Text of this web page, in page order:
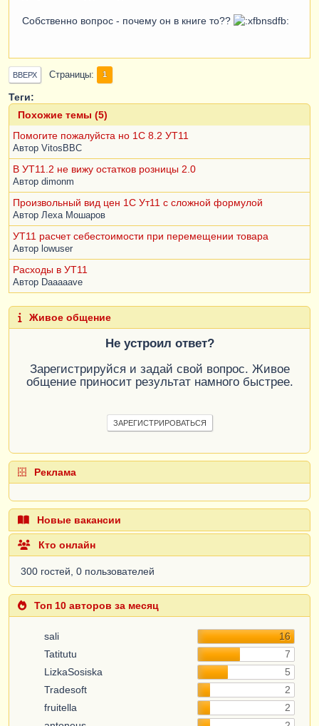
Собственно вопрос - почему он в книге то??
ВВЕРХ Страницы 1
Теги:
Похожие темы (5)
Помогите пожалуйста но 1С 8.2 УТ11
Автор VitosBBC
В УТ11.2 не вижу остатков розницы 2.0
Автор dimonm
Произвольный вид цен 1С Ут11 с сложной формулой
Автор Леха Мошаров
УТ11 расчет себестоимости при перемещении товара
Автор lowuser
Расходы в УТ11
Автор Daaaaave
Живое общение
Не устроил ответ?
Зарегистрируйся и задай свой вопрос. Живое
общение приносит результат намного быстрее.
ЗАРЕГИСТРИРОВАТЬСЯ
Реклама
Новые вакансии
Кто онлайн
300 гостей, 0 пользователей
Топ 10 авторов за месяц
sali
16
Tatitutu
7
LizkaSosiska
5
Tradesoft
2
fruitella
2